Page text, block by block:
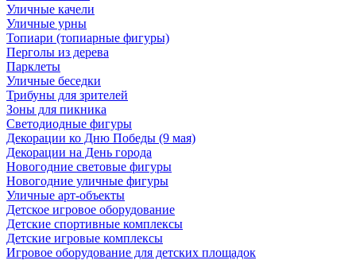
Уличные качели
Уличные урны
Топиари (топиарные фигуры)
Перголы из дерева
Парклеты
Уличные беседки
Трибуны для зрителей
Зоны для пикника
Светодиодные фигуры
Декорации ко Дню Победы (9 мая)
Декорации на День города
Новогодние световые фигуры
Новогодние уличные фигуры
Уличные арт-объекты
Детское игровое оборудование
Детские спортивные комплексы
Детские игровые комплексы
Игровое оборудование для детских площадок